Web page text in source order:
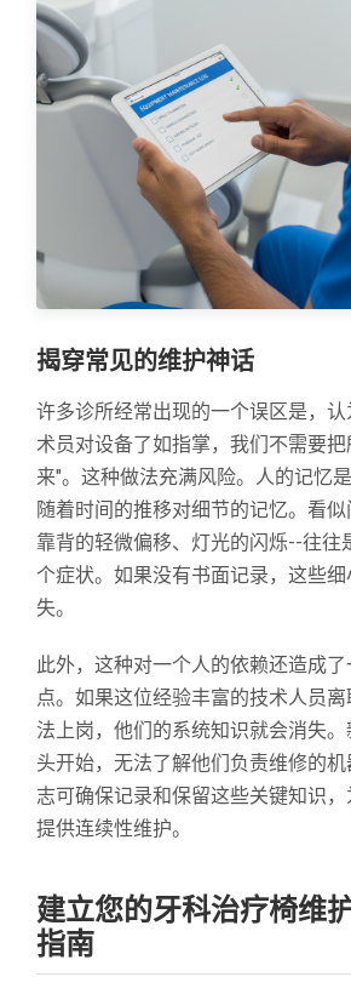
揭穿常见的维护神话
许多诊所经常出现的一个误区是，
术员对设备了如指掌，我们不需要
来"。这种做法充满风险。人的记忆
随着时间的推移对细节的记忆。看
靠背的轻微偏移、灯光的闪烁--往往
个症状。如果没有书面记录，这些
失。
此外，这种对一个人的依赖还造成
点。如果这位经验丰富的技术人员
法上岗，他们的系统知识就会消失
头开始，无法了解他们负责维修的机
志可确保记录和保留这些关键知识
提供连续性维护。
建立您的牙科治疗椅维
指南